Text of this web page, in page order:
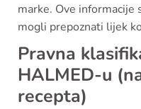
marke. Ove informacije
mogli prepoznati lijek
Pravna
HALMED-u
recepta)